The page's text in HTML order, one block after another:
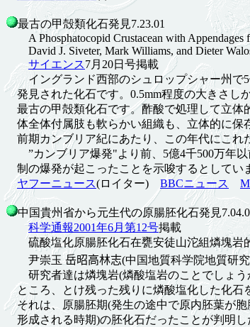
最古の甲殻類化石発見7.23.01
A Phosphatocopid Crustacean with Appendages
David J. Siveter, Mark Williams, and Dieter
サイエンス7月20日号掲載
イングランド西部のシュロップシャー州で5
発見された化石です。0.5mm程度の大きさしか
最古の甲殻類化石です。酢酸で処理して立体
体全体付属肢も軟らかい組織も、立体的に保
前期カンブリア紀にあたり、この年代にこれ
”カンブリア爆発"より前、5億4千500万年以
制の爆発が起こったことを示唆するとしてい
ヤフーニュース(ロイター) BBCニュース
中国貴州省から元生代の原腸胚化石発見
科学通報2001年6月第12号掲載
硫酸塩化原腸胚化石在甕安徒山沱組燐塊岩
尹崇玉岳昭高林志(中国地質科学院地質研
研究者達は燐塊岩(燐酸塩岩のことでしょう
ところ、とけ残った残りに燐酸塩化した化石
それは、原腸胚期(発生の途中で原内胚葉が胞
形成される時期)の胚化石だったことが判明し